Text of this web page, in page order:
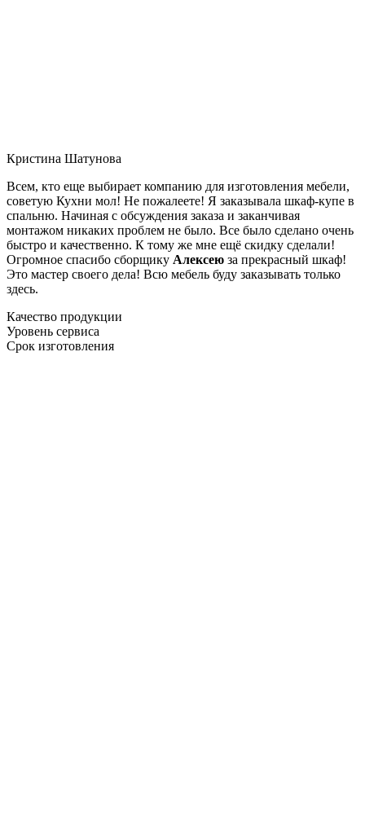
Кристина Шатунова
Всем, кто еще выбирает компанию для изготовления мебели,
советую Кухни мол! Не пожалеете! Я заказывала шкаф-купе в
спальню. Начиная с обсуждения заказа и заканчивая
монтажом никаких проблем не было. Все было сделано очень
быстро и качественно. К тому же мне ещё скидку сделали!
Огромное спасибо сборщику Алексею за прекрасный шкаф!
Это мастер своего дела! Всю мебель буду заказывать только
здесь.
Качество продукции
Уровень сервиса
Срок изготовления